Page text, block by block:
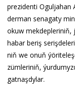
prezidenti Oguljahan
der­man se­na­ga­ty
okuw mek­dep­le­ri­niň,
ha­bar be­riş
niň we onuň
züm­le­ri­niň,
gat­naş­dy­lar.